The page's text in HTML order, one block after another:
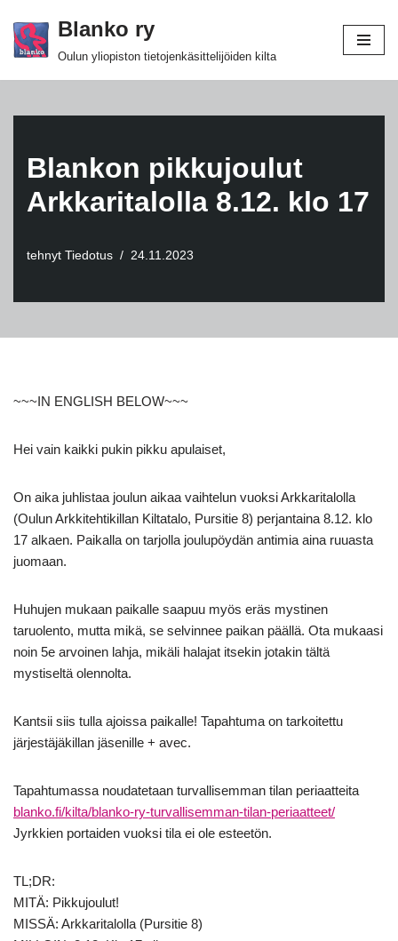
Siirry
Blanko ry
Oulun yliopiston tietojenkäsittelijöiden kilta
Blankon pikkujoulut
Arkkaritalolla 8.12. klo 17
tehnyt Tiedotus 24.11.2023
~~~IN ENGLISH BELOW~~~
Hei vain kaikki pukin pikku apulaiset,
On aika juhlistaa joulun aikaa vaihtelun vuoksi Arkkaritalolla
(Oulun Arkkitehtikillan Kiltatalo, Pursitie 8) perjantaina 8.12. klo
17 alkaen. Paikalla on tarjolla joulupöydän antimia aina ruuasta
juomaan.
Huhujen mukaan paikalle saapuu myös eräs mystinen
taruolento, mutta mikä, se selvinnee paikan päällä. Ota mukaasi
noin 5e arvoinen lahja, mikäli halajat itsekin jotakin tältä
mystiseltä olennolta.
Kantsii siis tulla ajoissa paikalle! Tapahtuma on tarkoitettu
järjestäjäkillan jäsenille + avec.
Tapahtumassa noudatetaan turvallisemman tilan periaatteita
blanko.fi/kilta/blanko-ry-turvallisemman-tilan-periaatteet/
Jyrkkien portaiden vuoksi tila ei ole esteetön.
TL;DR:
MITÄ: Pikkujoulut!
MISSÄ: Arkkaritalolla (Pursitie 8)